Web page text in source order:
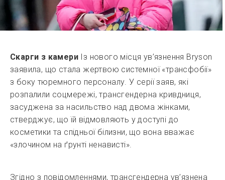
Скарги з камери Із нового місця ув’язнення Bryson
заявила, що стала жертвою системної «трансфобії»
з боку тюремного персоналу. У серії заяв, які
розпалили соцмережі, трансгендерна кривдниця,
засуджена за насильство над двома жінками,
стверджує, що їй відмовляють у доступі до
косметики та спідньої білизни, що вона вважає
«злочином на ґрунті ненависті».
Згідно з повідомленнями, трансгендерна ув’язнена